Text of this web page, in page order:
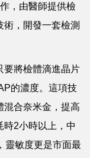
，由醫師提供檢
，開發一套檢測
將檢體滴進晶片
的濃度。這項技
混合奈米金，提高
時2小時以上，中
靈敏度更是市面最